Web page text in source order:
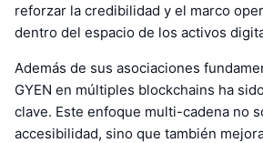
reforzar la credibilidad y el marco
dentro del espacio de los activos
Además de sus asociaciones
GYEN en múltiples blockchains ha
clave. Este enfoque multi-cadena no
accesibilidad, sino que también